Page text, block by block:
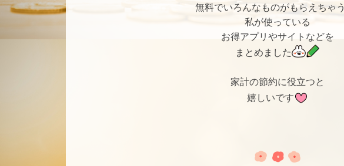
無料でいろんなものがもらえちゃう
私が使っている
お得アプリやサイトなどを
まとめました
家計の節約に役立つと
嬉しいです